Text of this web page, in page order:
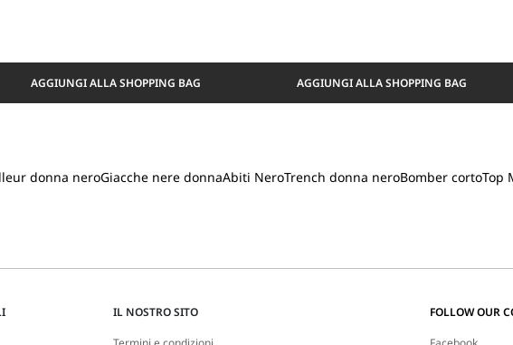
AGGIUNGI ALLA SHOPPING BAG AGGIUNGI ALLA SHOPPING BAG
donna neroGiacche nere donnaAbiti NeroTrench donna neroBomber cortoTop
IL NOSTRO SITO
FOLLOW OUR